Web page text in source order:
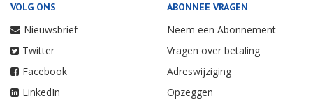
VOLG ONS
Nieuwsbrief
Twitter
Facebook
LinkedIn
ABONNEE VRAGEN
Neem een Abonnement
Vragen over betaling
Adreswijziging
Opzeggen